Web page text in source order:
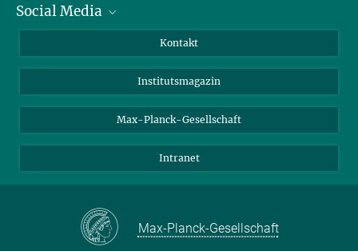
Alumni
Fördernde
Schulen
Studierende
Social Media
Bluesky
Facebook
YouTube
Kontakt
Institutsmagazin
Max-Planck-Gesellschaft
Intranet
Max-Planck-Gesellschaft